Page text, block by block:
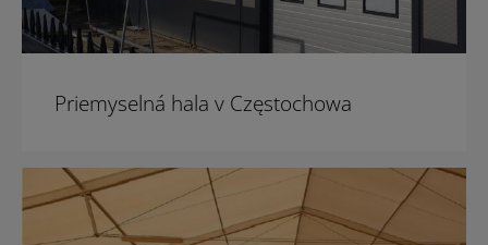
Priemyselná hala v Częstochowa